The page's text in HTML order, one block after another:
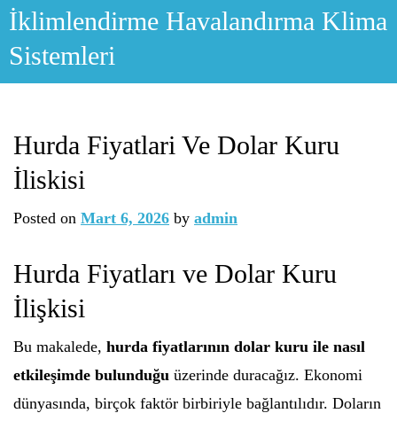
Skip
content
İklimlendirme Havalandırma Klima
Sistemleri
Hurda Fiyatlari Ve Dolar Kuru
İliskisi
Posted on Mart 6, 2026 by admin
Hurda Fiyatları ve Dolar Kuru
İlişkisi
Bu makalede, hurda fiyatlarının dolar kuru ile nasıl
etkileşimde bulunduğu üzerinde duracağız. Ekonomi
dünyasında, birçok faktör birbiriyle bağlantılıdır. Doların